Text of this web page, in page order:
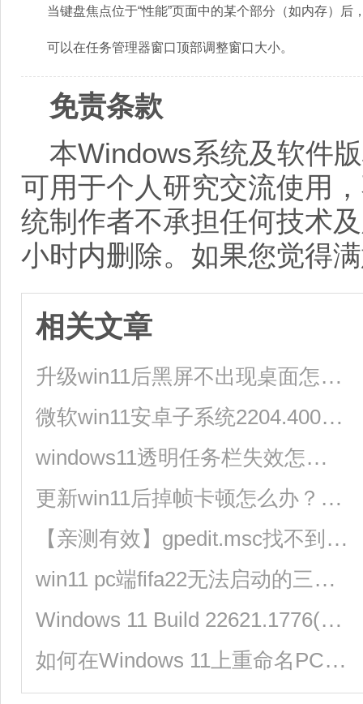
当键盘焦点位于“性能”页面中的某个部分（如内存）后
可以在任务管理器窗口顶部调整窗口大小。
免责条款
本Windows系统及软件
可用于个人研究交流使用
统制作者不承担任何技术
小时内删除。如果您觉得
相关文章
升级win11后黑屏不出现桌面怎么解决？
微软win11安卓子系统2204.40000.5.0 5月最新版发布了！
windows11透明任务栏失效怎么办？三种方法供你选择！
更新win11后掉帧卡顿怎么办？更新win11后掉帧卡顿的解决方法
【亲测有效】gpedit.msc找不到文件的两种解决方法！
win11 pc端fifa22无法启动的三种解决方法
Windows 11 Build 22621.1776(KB5026446)作为Moment 3预览版推送了！
如何在Windows 11上重命名PC？4种重命名PC方法分享！